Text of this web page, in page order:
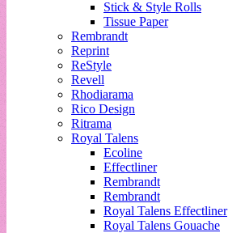
Stick & Style Rolls
Tissue Paper
Rembrandt
Reprint
ReStyle
Revell
Rhodiarama
Rico Design
Ritrama
Royal Talens
Ecoline
Effectliner
Rembrandt
Rembrandt
Royal Talens Effectliner
Royal Talens Gouache